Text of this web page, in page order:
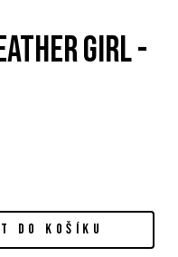
Girl -
DO KOŠÍKU